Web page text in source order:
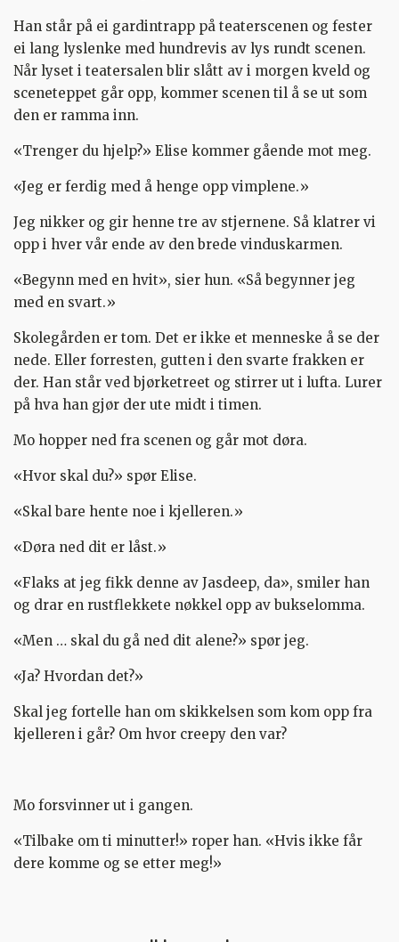
Han står på ei gardintrapp på teaterscenen og fester
ei lang lyslenke med hundrevis av lys rundt scenen.
Når lyset i teatersalen blir slått av i morgen kveld og
sceneteppet går opp, kommer scenen til å se ut som
den er ramma inn.
«Trenger du hjelp?» Elise kommer gående mot meg.
«Jeg er ferdig med å henge opp vimplene.»
Jeg nikker og gir henne tre av stjernene. Så klatrer vi
opp i hver vår ende av den brede vinduskarmen.
«Begynn med en hvit», sier hun. «Så begynner jeg
med en svart.»
Skolegården er tom. Det er ikke et menneske å se der
nede. Eller forresten, gutten i den svarte frakken er
der. Han står ved bjørketreet og stirrer ut i lufta. Lurer
på hva han gjør der ute midt i timen.
Mo hopper ned fra scenen og går mot døra.
«Hvor skal du?» spør Elise.
«Skal bare hente noe i kjelleren.»
«Døra ned dit er låst.»
«Flaks at jeg fikk denne av Jasdeep, da», smiler han
og drar en rustflekkete nøkkel opp av bukselomma.
«Men … skal du gå ned dit alene?» spør jeg.
«Ja? Hvordan det?»
Skal jeg fortelle han om skikkelsen som kom opp fra
kjelleren i går? Om hvor creepy den var?
Mo forsvinner ut i gangen.
«Tilbake om ti minutter!» roper han. «Hvis ikke får
dere komme og se etter meg!»